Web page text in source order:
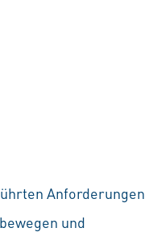
Anforderungen
und